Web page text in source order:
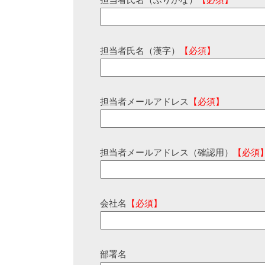
担当者氏名（漢字） 【必須】
担当者メールアドレス 【必須】
担当者メールアドレス（確認用） 【必須
会社名 【必須】
部署名